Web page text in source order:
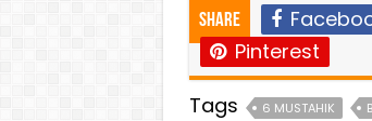
Share
Pinterest
Tags
6 MUSTAHIK